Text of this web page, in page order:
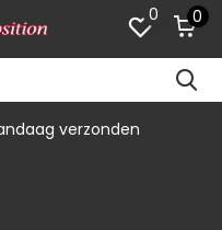
0 0
verzonden